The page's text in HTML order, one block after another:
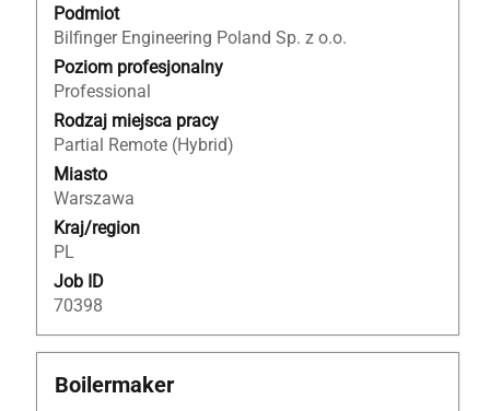
Podmiot
Bilfinger Engineering Poland Sp. z o.o.
Poziom profesjonalny
Professional
Rodzaj miejsca pracy
Partial Remote (Hybrid)
Miasto
Warszawa
Kraj/region
PL
Job ID
70398
spacji,
aby
wyświetlić
pełną
treść
danych
oferty
pracy.
Tytuł
Boilermaker
Zaznacz